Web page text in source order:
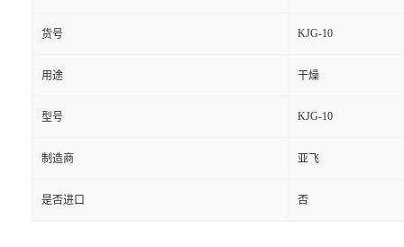
货号 KJG-10
用途 干燥
型号 KJG-10
制造商 亚飞
是否进口 否